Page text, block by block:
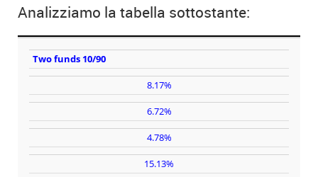
Analizziamo la tabella sottostante:
VOLATILITÀ
DEVIAZIONE
STANDARD
ANNUALIZZATA
DEI
DEI LAZY
Lazy
portfolio
USD
2000
Two funds 10/90
8.17%
6.72%
4.78%
15.13%